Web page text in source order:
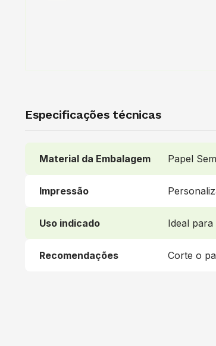
Especificações técnicas
Material da Embalagem Papel
Impressão
Uso indicado Ideal
Recomendações Corte o